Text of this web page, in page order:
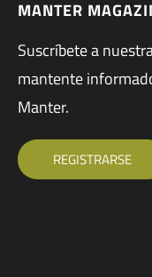
MANTER
Suscríbete a
mantente
Manter.
REGISTRARSE